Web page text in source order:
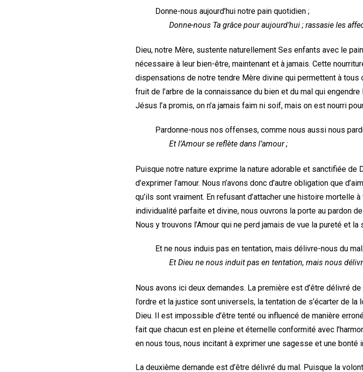
Donne-nous aujourd’hui notre pain quotidien ;
Donne-nous Ta grâce pour aujourd’hui ; rassasie les
Dieu, notre Mère, sustente naturellement Ses enfants avec le
nécessaire à leur bien-être, maintenant et à jamais. Cette
dispensations de notre tendre Mère divine qui permettent à tous
fruit de l’arbre de la connaissance du bien et du mal qui
Jésus l’a promis, on n’a jamais faim ni soif, mais on est nourri
Pardonne-nous nos offenses, comme nous aussi nous
Et l’Amour se reflète dans l’amour ;
Puisque notre nature exprime la nature adorable et sanctifiée de
d’exprimer l’amour. Nous n’avons donc d’autre obligation que
qu’ils sont vraiment. En refusant d’attacher une histoire mortelle
individualité parfaite et divine, nous ouvrons la porte au pardon
Nous y trouvons l’Amour qui ne perd jamais de vue la pureté et
Et ne nous induis pas en tentation, mais délivre-nous du mal.
Et Dieu ne nous induit pas en tentation, mais nous
Nous avons ici deux demandes. La première est d’être délivré
l’ordre et la justice sont universels, la tentation de s’écarter de
Dieu. Il est impossible d’être tenté ou influencé de manière
fait que chacun est en pleine et éternelle conformité avec
en nous tous, nous incitant à exprimer une sagesse et une bonté
La deuxième demande est d’être délivré du mal. Puisque la